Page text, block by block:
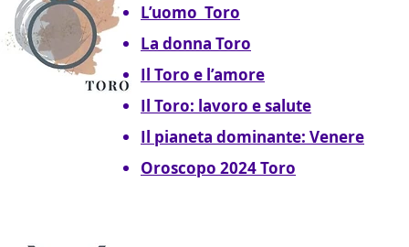
L’uomo Toro
La donna Toro
Il Toro e l’amore
Il Toro: lavoro e salute
Il pianeta dominante: Venere
Oroscopo 2024 Toro